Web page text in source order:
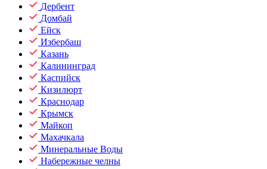
Дербент
Домбай
Ейск
Избербаш
Казань
Калининград
Каспийск
Кизилюрт
Краснодар
Крымск
Майкоп
Махачкала
Минеральные Воды
Набережные челны